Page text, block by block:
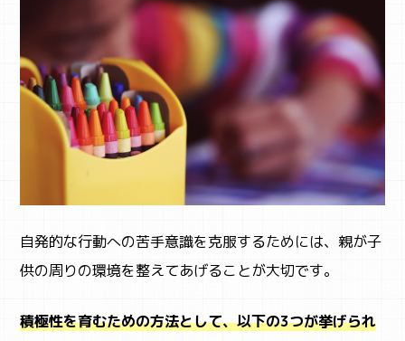
自発的な行動への苦手意識を克服するためには、親が子
供の周りの環境を整えてあげることが大切です。
積極性を育むための方法として、以下の3つが挙げられ